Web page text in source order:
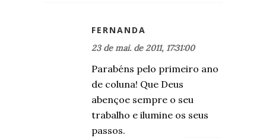
FERNANDA
23 de mai. de 2011, 17:31:00
Parabéns pelo primeiro ano
de coluna! Que Deus
abençoe sempre o seu
trabalho e ilumine os seus
passos.